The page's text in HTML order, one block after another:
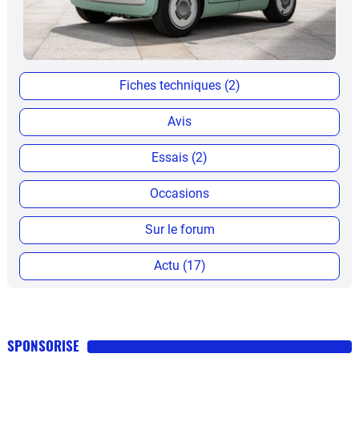
Fiches techniques (2)
Avis
Essais (2)
Occasions
Sur le forum
Actu (17)
SPONSORISE